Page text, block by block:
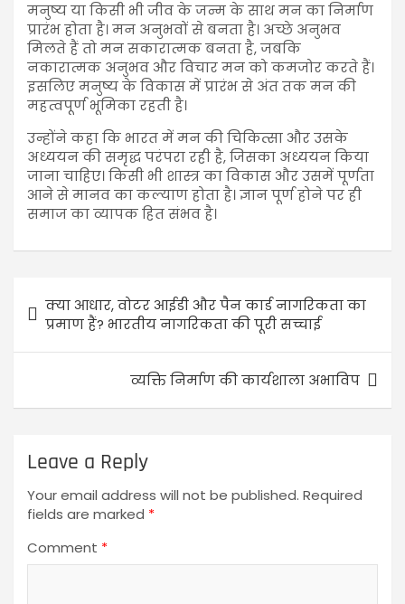
मनुष्य या किसी भी जीव के जन्म के साथ मन का निर्माण
प्रारंभ होता है। मन अनुभवों से बनता है। अच्छे अनुभव
मिलते हैं तो मन सकारात्मक बनता है, जबकि
नकारात्मक अनुभव और विचार मन को कमजोर करते हैं।
इसलिए मनुष्य के विकास में प्रारंभ से अंत तक मन की
महत्वपूर्ण भूमिका रहती है।
उन्होंने कहा कि भारत में मन की चिकित्सा और उसके
अध्ययन की समृद्ध परंपरा रही है, जिसका अध्ययन किया
जाना चाहिए। किसी भी शास्त्र का विकास और उसमें पूर्णता
आने से मानव का कल्याण होता है। ज्ञान पूर्ण होने पर ही
समाज का व्यापक हित संभव है।
क्या आधार, वोटर आईडी और पैन कार्ड नागरिकता का
प्रमाण हैं? भारतीय नागरिकता की पूरी सच्चाई
व्यक्ति निर्माण की कार्यशाला अभाविप
Leave a Reply
Your email address will not be published. Required
fields are marked *
Comment *